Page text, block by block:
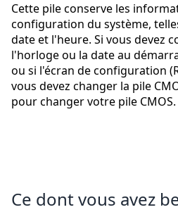
Cette pile conserve les
configuration du système,
date et l'heure. Si vous devez
l'horloge ou la date au
ou si l'écran de configuration
vous devez changer la pile
pour changer votre pile CMOS.
Ce dont vous avez